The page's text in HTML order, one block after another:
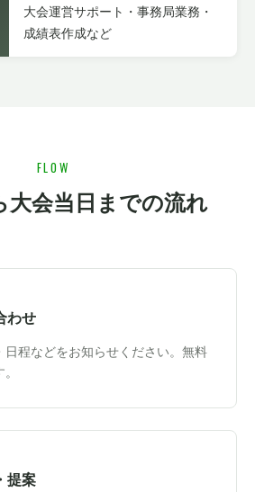
大会運営サポート・事務局業務・
成績表作成など
FLOW
大会当日までの流れ
わせ
日程などをお知らせください。無料
提案